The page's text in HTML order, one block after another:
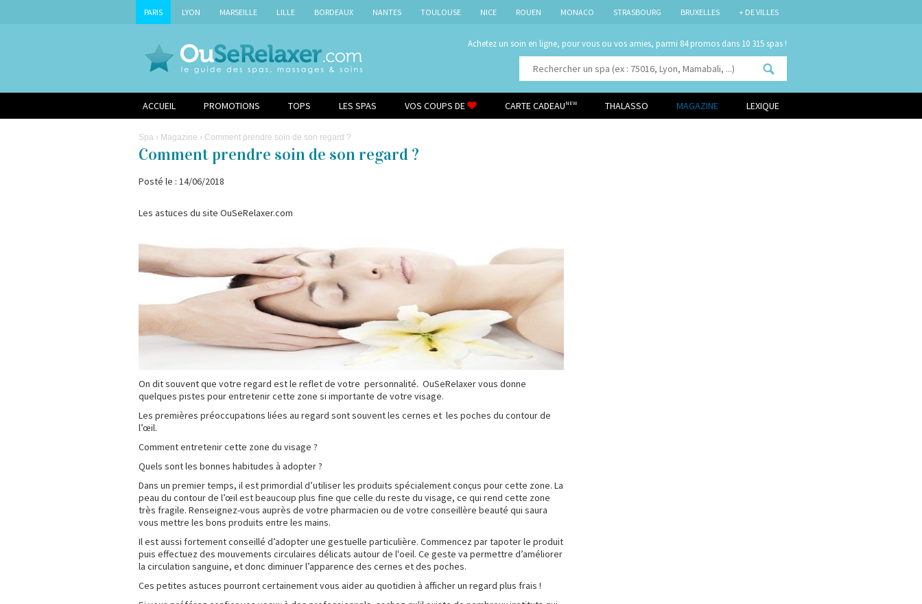
PARIS LYON MARSEILLE LILLE BORDEAUX NANTES TOULOUSE NICE ROUEN MONACO STRASBOURG BRUXELLES + DE VILLES
Achetez un soin en ligne, pour vous ou vos amies, parmi dans 10 315 spas !
ACCUEIL PROMOTIONS TOPS LES SPAS VOS COUPS DE CARTE CADEAU NEW THALASSO MAGAZINE LEXIQUE
Spa › Magazine › Comment prendre soin de son regard ?
Comment prendre soin de son regard ?
Posté le : 14/06/2018
Les astuces du site OuSeRelaxer.com
On dit souvent que votre regard est le reflet de votre personnalité. OuSeRelaxer vous donne
quelques pistes pour entretenir cette zone si importante de votre visage.
Les premières préoccupations liées au regard sont souvent les cernes et les poches du contour de
l’œil.
Comment entretenir cette zone du visage ?
Quels sont les bonnes habitudes à adopter ?
Dans un premier temps, il est primordial d’utiliser les produits spécialement conçus pour cette zone. La
peau du contour de l’œil est beaucoup plus fine que celle du reste du visage, ce qui rend cette zone
très fragile. Renseignez-vous auprès de votre pharmacien ou de votre conseillère beauté qui saura
vous mettre les bons produits entre les mains.
Il est aussi fortement conseillé d’adopter une gestuelle particulière. Commencez par tapoter le produit
puis effectuez des mouvements circulaires délicats autour de l'oeil. Ce geste va permettre d’améliorer
la circulation sanguine, et donc diminuer l’apparence des cernes et des poches.
Ces petites astuces pourront certainement vous aider au quotidien à afficher un regard plus frais !